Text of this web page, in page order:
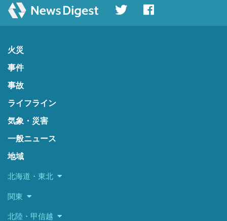
火災
事件
事故
ライフライン
気象・災害
一般ニュース
地域
北海道・東北
関東
北陸・甲信越